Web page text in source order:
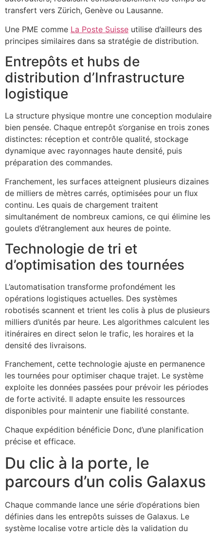
transfert vers Zürich, Genève ou Lausanne.
Une PME comme La Poste Suisse utilise d’ailleurs des
principes similaires dans sa stratégie de distribution.
Entrepôts et hubs de
distribution d’Infrastructure
logistique
La structure physique montre une conception modulaire
bien pensée. Chaque entrepôt s’organise en trois zones
distinctes: réception et contrôle qualité, stockage
dynamique avec rayonnages haute densité, puis
préparation des commandes.
Franchement, les surfaces atteignent plusieurs dizaines
de milliers de mètres carrés, optimisées pour un flux
continu. Les quais de chargement traitent
simultanément de nombreux camions, ce qui élimine les
goulets d’étranglement aux heures de pointe.
Technologie de tri et
d’optimisation des tournées
L’automatisation transforme profondément les
opérations logistiques actuelles. Des systèmes
robotisés scannent et trient les colis à plus de plusieurs
milliers d’unités par heure. Les algorithmes calculent les
itinéraires en direct selon le trafic, les horaires et la
densité des livraisons.
Franchement, cette technologie ajuste en permanence
les tournées pour optimiser chaque trajet. Le système
exploite les données passées pour prévoir les périodes
de forte activité. Il adapte ensuite les ressources
disponibles pour maintenir une fiabilité constante.
Chaque expédition bénéficie Donc, d’une planification
précise et efficace.
Du clic à la porte, le
parcours d’un colis Galaxus
Chaque commande lance une série d’opérations bien
définies dans les entrepôts suisses de Galaxus. Le
système localise votre article dès la validation du